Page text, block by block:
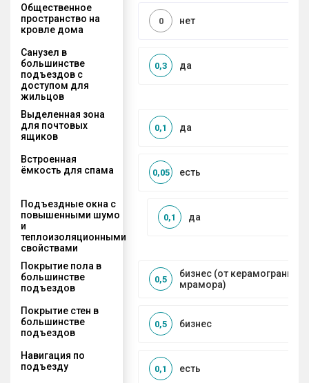
Общественное
пространство на
кровле дома
нет
0
Санузел в
большинстве
подъездов с
доступом для
жильцов
да
0,3
Выделенная зона
для почтовых
ящиков
да
0,1
Встроенная
ёмкость для спама
есть
0,05
Подъездные окна с
повышенными шумо
и
теплоизоляционными
свойствами
да
0,1
Покрытие пола в
большинстве
подъездов
бизнес (от керамогранита
мрамора)
0,5
Покрытие стен в
большинстве
подъездов
бизнес
0,5
Навигация по
подъезду
есть
0,1